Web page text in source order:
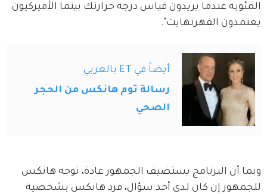
المئوية عندما يريدون قياس درجة حرارتك بينما الأميركيون
يعتمدون الفهرنهايت".
أيضاً في ET بالعربي
رسالة توم هانكس من الحجر
الصحي
وبما أن البرنامج يستضيف الجمهور عادة، توجه هانكس
للجمهور إن كان لدى أحد سؤال، فرد هانكس بشخصية